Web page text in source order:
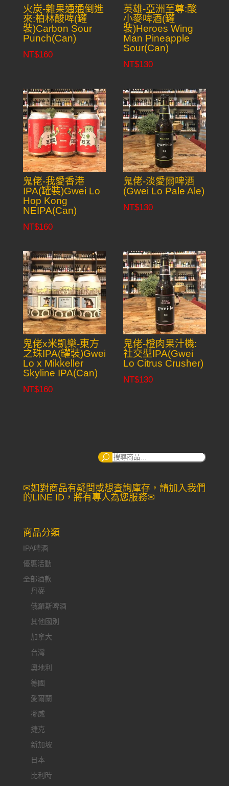
火炭-雜果通通倒進
來:柏林酸啤(罐
裝)Carbon Sour
Punch(Can)
NT$160
英雄-亞洲至尊:酸
小麥啤酒(罐
裝)Heroes Wing
Man Pineapple
Sour(Can)
NT$130
鬼佬-我愛香港
IPA(罐裝)Gwei Lo
Hop Kong
NEIPA(Can)
NT$160
鬼佬-淡愛爾啤酒
(Gwei Lo Pale Ale)
NT$130
鬼佬x米凱樂-東方
之珠IPA(罐裝)Gwei
Lo x Mikkeller
Skyline IPA(Can)
NT$160
鬼佬-橙肉果汁機:
社交型IPA(Gwei
Lo Citrus Crusher)
NT$130
搜
✉如對商品有疑問或想查詢庫存，請加入我們
的LINE ID，將有專人為您服務✉
商品分類
IPA啤酒
優惠活動
全部酒款
丹麥
俄羅斯啤酒
其他國別
加拿大
台灣
奧地利
德國
愛爾蘭
挪威
捷克
新加坡
日本
比利時